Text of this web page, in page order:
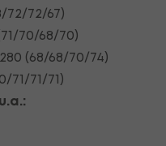
72/72/67)
70/68/70)
(68/68/70/74)
71/71/71)